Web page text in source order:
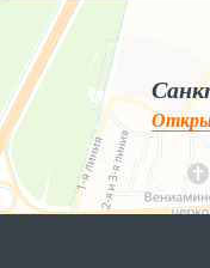
Яндекс.Карты
Яндекс.Карты — поиск мест и